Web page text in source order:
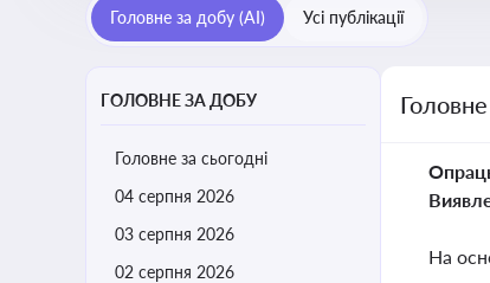
Головне за добу (AI) Усі публікації
ГОЛОВНЕ ЗА ДОБУ
Головне за сьогодні
04 серпня 2026
03 серпня 2026
02 серпня 2026
На